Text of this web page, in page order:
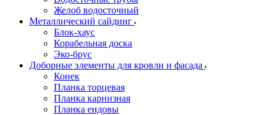
Желоб водосточный
Металлический сайдинг
Блок-хаус
Корабельная доска
Эко-брус
Доборные элементы для кровли и фасада
Конек
Планка торцевая
Планка карнизная
Планка ендовы